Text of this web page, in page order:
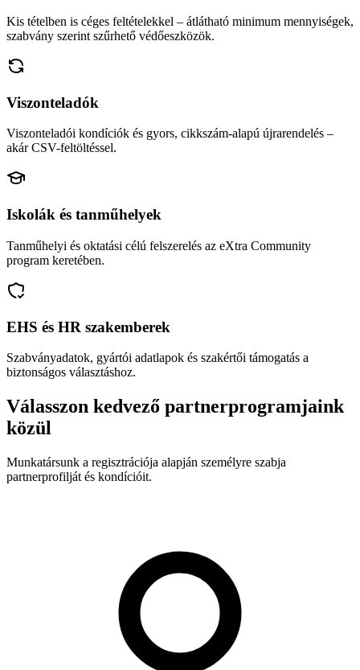
Kis tételben is céges feltételekkel – átlátható minimum mennyiségek,
szabvány szerint szűrhető védőeszközök.
Viszonteladók
Viszonteladói kondíciók és gyors, cikkszám-alapú újrarendelés –
akár CSV-feltöltéssel.
Iskolák és tanműhelyek
Tanműhelyi és oktatási célú felszerelés az eXtra Community
program keretében.
EHS és HR szakemberek
Szabványadatok, gyártói adatlapok és szakértői támogatás a
biztonságos választáshoz.
Válasszon kedvező partnerprogramjaink
közül
Munkatársunk a regisztrációja alapján személyre szabja
partnerprofilját és kondícióit.